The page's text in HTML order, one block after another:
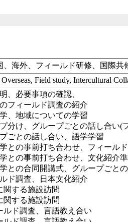
、海外、フィールド研修、国際共
Field study, Intercultural
、必要事項の確認、
フィールド調査の紹介
、地域についての学習
分け、グループごとの話し合い(
ごとの話し合い、語学学習
との事前打ち合わせ、フィール
との事前打ち合わせ、文化紹介
との合同開講式、グループごと
ド調査、日本文化紹介
する施設訪問
する施設訪問
ド調査、言語教え合い